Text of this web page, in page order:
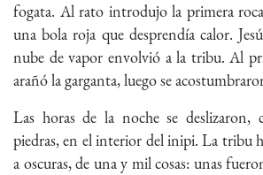
fogata. Al rato introdujo la primera
una bola roja que desprendía calor.
nube de vapor envolvió a la tribu. Al
arañó la garganta, luego se
Las horas de la noche se deslizaron,
piedras, en el interior del inipi. La tribu
a oscuras, de una y mil cosas: unas